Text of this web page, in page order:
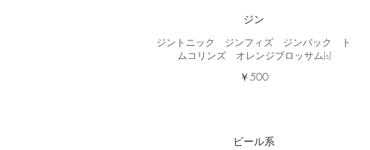
ジン
ジントニック ジンフィズ ジンバック ト
ムコリンズ オレンジブロッサム(s)
￥500
ビール系